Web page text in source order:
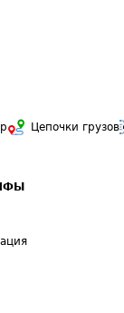
Цепочки грузов